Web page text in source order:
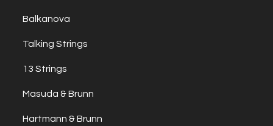
Balkanova
Talking Strings
13 Strings
Masuda & Brunn
Hartmann & Brunn